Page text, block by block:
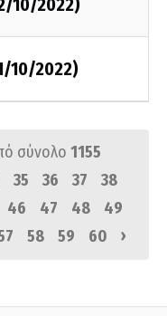
10/2022)
10/2022)
σύνολο 1155
35 36 37
38
46 47 48
49
58 59 60 ›